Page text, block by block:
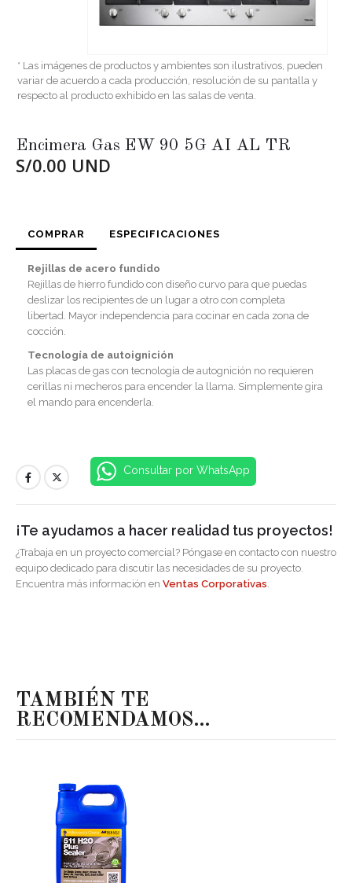
* Las imágenes de productos y ambientes son ilustrativos, pueden
variar de acuerdo a cada producción, resolución de su pantalla y
respecto al producto exhibido en las salas de venta.
Encimera Gas EW 90 5G AI AL TR
S/0.00 UND
COMPRAR ESPECIFICACIONES
Rejillas de acero fundido
Rejillas de hierro fundido con diseño curvo para que puedas
deslizar los recipientes de un lugar a otro con completa
libertad. Mayor independencia para cocinar en cada zona de
cocción.
Tecnología de autoignición
Las placas de gas con tecnología de autognición no requieren
cerillas ni mecheros para encender la llama. Simplemente gira
el mando para encenderla.
Consultar por WhatsApp
¡Te ayudamos a hacer realidad tus proyectos!
¿Trabaja en un proyecto comercial? Póngase en contacto con nuestro
equipo dedicado para discutir las necesidades de su proyecto.
Encuentra más información en Ventas Corporativas.
TAMBIÉN TE
RECOMENDAMOS…